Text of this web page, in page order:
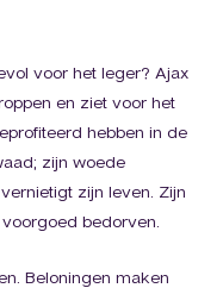
voor het leger? Ajax
en ziet voor het
hebben in de
zijn woede
zijn leven. Zijn
bedorven.
Beloningen maken